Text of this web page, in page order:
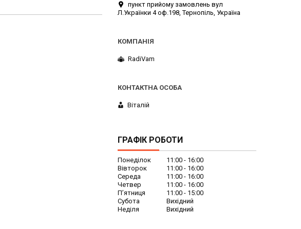
пункт прийому замовлень вул
Л.Українки 4 оф.198, Тернопіль, Україна
RadiVam
Віталій
ГРАФІК РОБОТИ
Понеділок 11:00
16:00
Вівторок
11:00
16:00
Середа
11:00
16:00
Четвер
11:00
16:00
Пʼятниця
11:00
15:00
Субота
Вихідний
Неділя
Вихідний